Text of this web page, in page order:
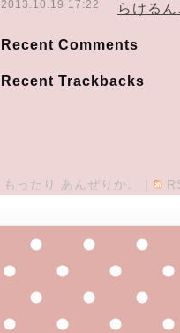
2013.10.19 17:22 らけるん
Recent Comments
Recent Trackbacks
もったり あんぜりか。